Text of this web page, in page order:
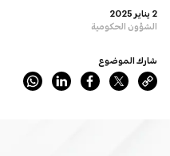
2 يناير 2025
الشؤون الحكومية
شارك الموضوع